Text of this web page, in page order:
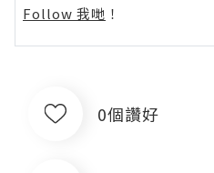
Follow 我哋 ！
0個讚好